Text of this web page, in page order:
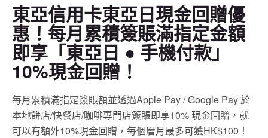
東亞信用卡東亞日現金回贈優
惠！每月累積簽賬滿指定金額
即享「東亞日 ● 手機付款」
10%現金回贈！
每月累積滿指定簽賬額並透過Apple Pay / Google Pay 於
本地餅店/快餐店/咖啡專門店簽賬即享10% 現金回贈，就
可以有額外10%現金回贈，每個曆月最多可獲HK$100！